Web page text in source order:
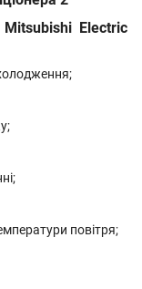
Mitsubishi Electric
повітря;